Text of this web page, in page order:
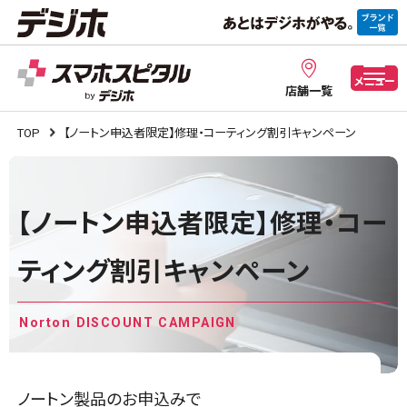
店舗一覧
メニュー
TOP 【ノートン申込者限定】修理・コーティング割引キャンペーン
【ノートン申込者限定】修理・コー
ティング割引キャンペーン
Norton DISCOUNT CAMPAIGN
ノートン製品のお申込みで